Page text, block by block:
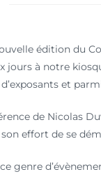
édition du
jours à notre
et
de Nicolas
effort de se
genre